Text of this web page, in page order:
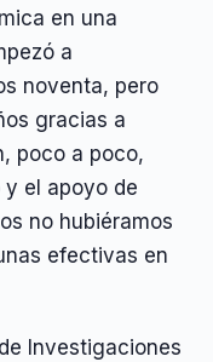
en una
a
noventa, pero
gracias a
poco a poco,
el apoyo de
no hubiéramos
efectivas en
Investigaciones